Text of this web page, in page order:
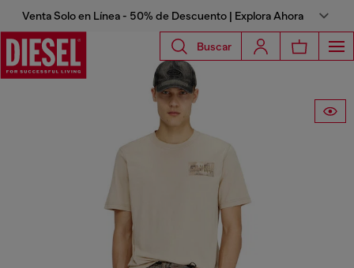
Venta Solo en Línea - 50% de Descuento | Explora Ahora
Buscar